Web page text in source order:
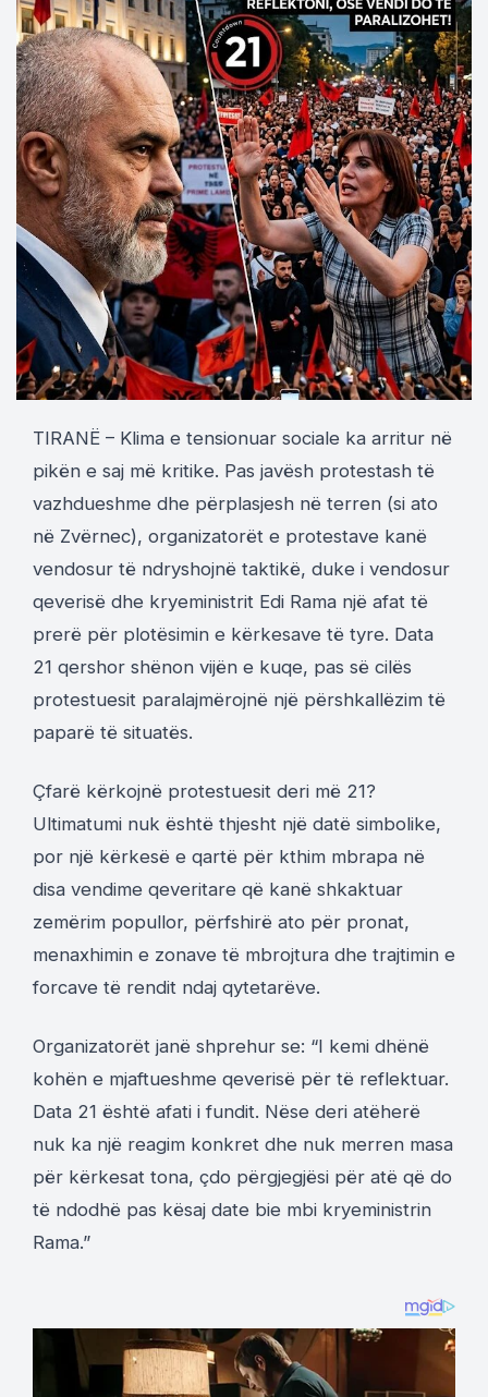
TIRANË – Klima e tensionuar sociale ka arritur në
pikën e saj më kritike. Pas javësh protestash të
vazhdueshme dhe përplasjesh në terren (si ato
në Zvërnec), organizatorët e protestave kanë
vendosur të ndryshojnë taktikë, duke i vendosur
qeverisë dhe kryeministrit Edi Rama një afat të
prerë për plotësimin e kërkesave të tyre. Data
21 qershor shënon vijën e kuqe, pas së cilës
protestuesit paralajmërojnë një përshkallëzim të
paparë të situatës.
Çfarë kërkojnë protestuesit deri më 21?
Ultimatumi nuk është thjesht një datë simbolike,
por një kërkesë e qartë për kthim mbrapa në
disa vendime qeveritare që kanë shkaktuar
zemërim popullor, përfshirë ato për pronat,
menaxhimin e zonave të mbrojtura dhe trajtimin e
forcave të rendit ndaj qytetarëve.
Organizatorët janë shprehur se: “I kemi dhënë
kohën e mjaftueshme qeverisë për të reflektuar.
Data 21 është afati i fundit. Nëse deri atëherë
nuk ka një reagim konkret dhe nuk merren masa
për kërkesat tona, çdo përgjegjësi për atë që do
të ndodhë pas kësaj date bie mbi kryeministrin
Rama.”